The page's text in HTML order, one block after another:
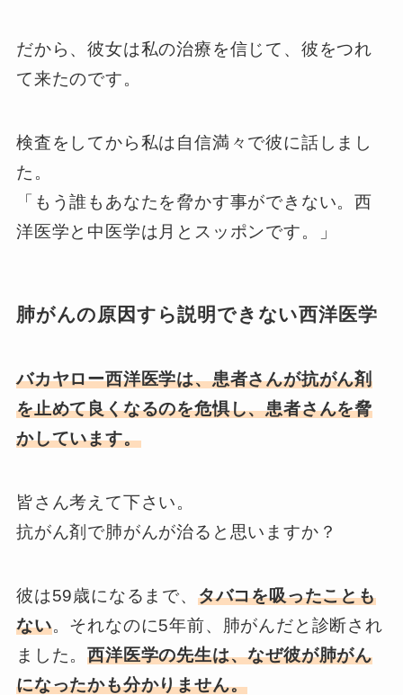
だから、彼女は私の治療を信じて、彼をつれ
て来たのです。
検査をしてから私は自信満々で彼に話しまし
た。
「もう誰もあなたを脅かす事ができない。西
洋医学と中医学は月とスッポンです。」
肺がんの原因すら説明できない西洋医学
バカヤロー西洋医学は、患者さんが抗がん剤
を止めて良くなるのを危惧し、患者さんを脅
かしています。
皆さん考えて下さい。
抗がん剤で肺がんが治ると思いますか？
彼は59歳になるまで、 タバコを吸ったことも
ない。それなのに5年前、肺がんだと診断され
ました。西洋医学の先生は、なぜ彼が肺がん
になったかも分かりません。